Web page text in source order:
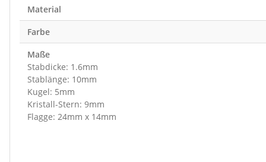
Material
Farbe
Maße
Stabdicke: 1.6mm
Stablänge: 10mm
Kugel: 5mm
Kristall-Stern: 9mm
Flagge: 24mm x 14mm